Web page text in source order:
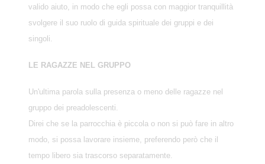
valido aiuto, in modo che egli possa con maggior tranquillità
svolgere il suo ruolo di guida spirituale dei gruppi e dei
singoli.
LE RAGAZZE NEL GRUPPO
Un'ultima parola sulla presenza o meno delle ragazze nel
gruppo dei preadolescenti.
Direi che se la parrocchia è piccola o non si può fare in altro
modo, si possa lavorare insieme, preferendo però che il
tempo libero sia trascorso separatamente.